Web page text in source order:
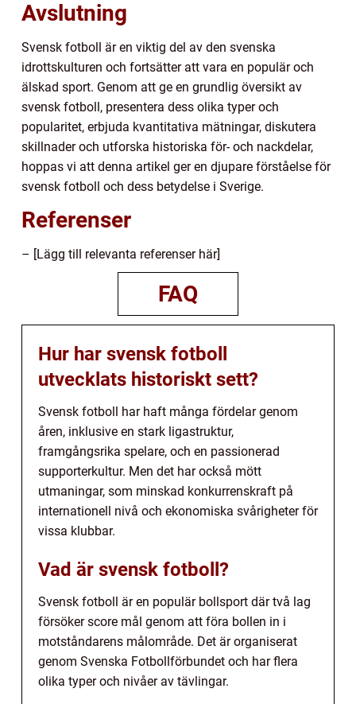
Avslutning
Svensk fotboll är en viktig del av den svenska
idrottskulturen och fortsätter att vara en populär och
älskad sport. Genom att ge en grundlig översikt av
svensk fotboll, presentera dess olika typer och
popularitet, erbjuda kvantitativa mätningar, diskutera
skillnader och utforska historiska för- och nackdelar,
hoppas vi att denna artikel ger en djupare förståelse för
svensk fotboll och dess betydelse i Sverige.
Referenser
– [Lägg till relevanta referenser här]
FAQ
Hur har svensk fotboll
utvecklats historiskt sett?
Svensk fotboll har haft många fördelar genom
åren, inklusive en stark ligastruktur,
framgångsrika spelare, och en passionerad
supporterkultur. Men det har också mött
utmaningar, som minskad konkurrenskraft på
internationell nivå och ekonomiska svårigheter för
vissa klubbar.
Vad är svensk fotboll?
Svensk fotboll är en populär bollsport där två lag
försöker score mål genom att föra bollen in i
motståndarens målområde. Det är organiserat
genom Svenska Fotbollförbundet och har flera
olika typer och nivåer av tävlingar.